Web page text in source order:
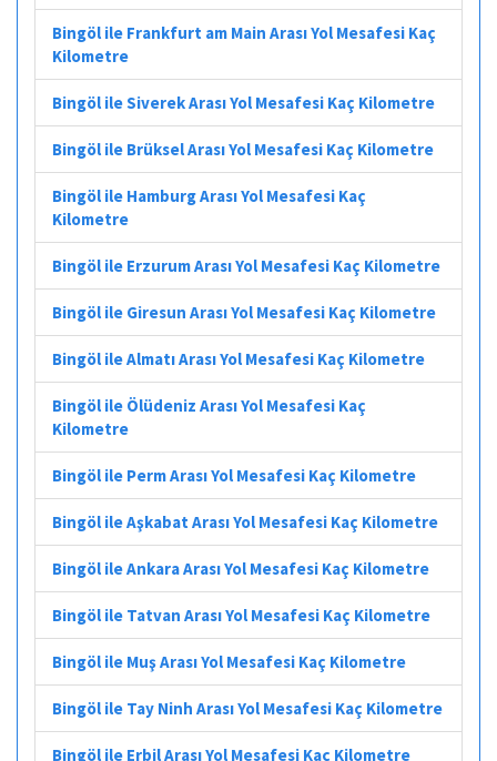
Bingöl ile Frankfurt am Main Arası Yol Mesafesi Kaç
Kilometre
Bingöl ile Siverek Arası Yol Mesafesi Kaç Kilometre
Bingöl ile Brüksel Arası Yol Mesafesi Kaç Kilometre
Bingöl ile Hamburg Arası Yol Mesafesi Kaç
Kilometre
Bingöl ile Erzurum Arası Yol Mesafesi Kaç Kilometre
Bingöl ile Giresun Arası Yol Mesafesi Kaç Kilometre
Bingöl ile Almatı Arası Yol Mesafesi Kaç Kilometre
Bingöl ile Ölüdeniz Arası Yol Mesafesi Kaç
Kilometre
Bingöl ile Perm Arası Yol Mesafesi Kaç Kilometre
Bingöl ile Aşkabat Arası Yol Mesafesi Kaç Kilometre
Bingöl ile Ankara Arası Yol Mesafesi Kaç Kilometre
Bingöl ile Tatvan Arası Yol Mesafesi Kaç Kilometre
Bingöl ile Muş Arası Yol Mesafesi Kaç Kilometre
Bingöl ile Tay Ninh Arası Yol Mesafesi Kaç Kilometre
Bingöl ile Erbil Arası Yol Mesafesi Kaç Kilometre